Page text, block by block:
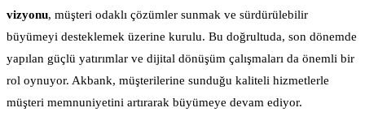
vizyonu, müşteri odaklı çözümler sunmak ve sürdürülebilir
büyümeyi desteklemek üzerine kurulu. Bu doğrultuda, son dönemde
yapılan güçlü yatırımlar ve dijital dönüşüm çalışmaları da önemli bir
rol oynuyor. Akbank, müşterilerine sunduğu kaliteli hizmetlerle
müşteri memnuniyetini artırarak büyümeye devam ediyor.